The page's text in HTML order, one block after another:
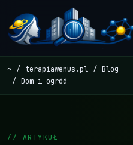
~ terapiawenus.pl
Blog
Dom i ogród
// ARTYKUŁ